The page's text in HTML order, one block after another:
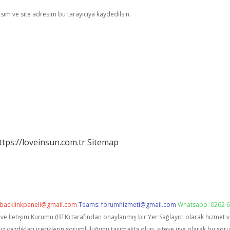
ve site adresim bu tarayıcıya kaydedilsin.
loveinsun.com.trSitemap
backlinkpaneli@gmail.com Teams:forumhizmeti@gmail.com Whatsapp: 0262
İletişim Kurumu (BTK) tarafından onaylanmış bir Yer Sağlayıcı olarak